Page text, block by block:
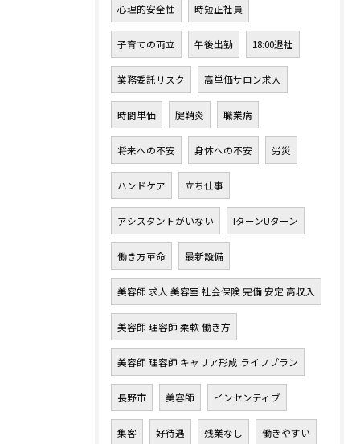
心理的安全性 時短正社員
子育ての両立 午後出勤 18:00退社
業務委託リスク 高単価サロン求人
時間単価 腱鞘炎 職業病
将来への不安 身体への不安 労災
ハンドケア 立ち仕事
アシスタントがいない IターンUターン
働き方革命 最新設備
美容師 求人 美容室 社会保険 完備 安定 高収入
美容師 理容師 柔軟 働き方
美容師 理容師 キャリア形成 ライフプラン
長野市 美容師 インセンティブ
集客 好待遇 残業なし 働きやすい